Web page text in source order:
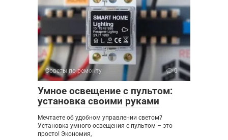
Советы по ремонту 0
Умное освещение с пультом:
установка своими руками
Мечтаете об удобном управлении светом?
Установка умного освещения с пультом – это
просто! Экономия,